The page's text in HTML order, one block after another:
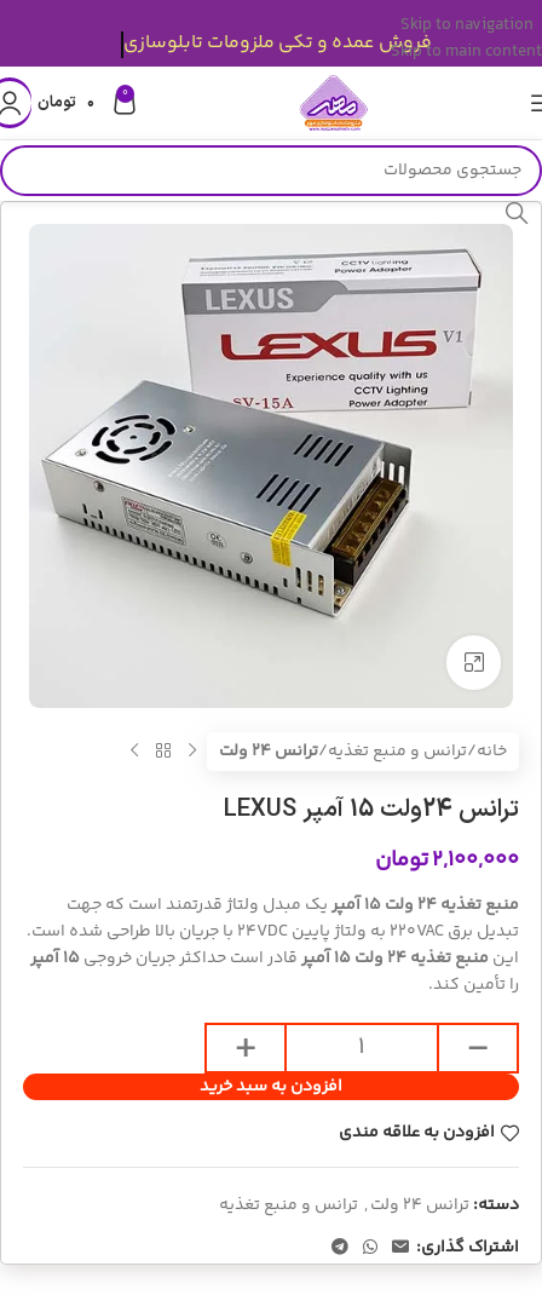
Skip to navigation
Skip to main content
0 ۰ تومان
بزرگنمایی تصویر
خانه ترانس و منبع تغذیه ترانس 24 ولت
ترانس 24ولت 15 آمپر LEXUS
۲,۱۰۰,۰۰۰تومان
منبع تغذیه24 ولت15آمپریک مبدل ولتاژ قدرتمند است که جهت
تبدیل برق
220VAC به ولتاژ پایین 24VDC
با جریان بالا طراحی شده است.
این منبع تغذیه24 ولت15آمپرقادر است حداکثر جریان خروجی15آمپر
را تأمین کند.
افزودن به سبد خرید
افزودن به علاقه مندی
دسته:ترانس 24 ولت , ترانس و منبع تغذیه
اشتراک گذاری:
فروش عمده و تکی ملزومات تابلوسازی